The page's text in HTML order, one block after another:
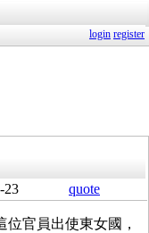
login register
23 quote
官員出使東女國，